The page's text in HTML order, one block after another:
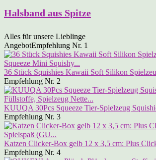
Halsband aus Spitze
Alles für unsere Lieblinge
AngebotEmpfehlung Nr. 1
36 Stück Squishies Kawaii Soft Silikon
Empfehlung Nr. 2
KUUQA 30Pcs Squeeze Tier-Spielzeug
Empfehlung Nr. 3
Katzen Clicker-Box gelb 12 x 3,5 cm: Plus
Empfehlung Nr. 4